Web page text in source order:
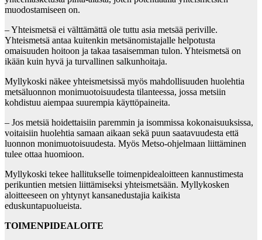
muodostamiseen on.
– Yhteismetsä ei välttämättä ole tuttu asia metsää periville.
Yhteismetsä antaa kuitenkin metsänomistajalle helpotusta
omaisuuden hoitoon ja takaa tasaisemman tulon. Yhteismetsä on
ikään kuin hyvä ja turvallinen salkunhoitaja.
Myllykoski näkee yhteismetsissä myös mahdollisuuden huolehtia
metsäluonnon monimuotoisuudesta tilanteessa, jossa metsiin
kohdistuu aiempaa suurempia käyttöpaineita.
– Jos metsiä hoidettaisiin paremmin ja isommissa kokonaisuuksissa,
voitaisiin huolehtia samaan aikaan sekä puun saatavuudesta että
luonnon monimuotoisuudesta. Myös Metso-ohjelmaan liittäminen
tulee ottaa huomioon.
Myllykoski tekee hallitukselle toimenpidealoitteen kannustimesta
perikuntien metsien liittämiseksi yhteismetsään. Myllykosken
aloitteeseen on yhtynyt kansanedustajia kaikista
eduskuntapuolueista.
TOIMENPIDEALOITE